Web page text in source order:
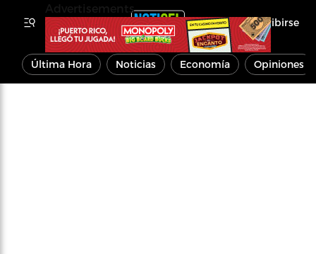
Inscribirse
Última Hora Noticias Economía Opiniones
Advertisements